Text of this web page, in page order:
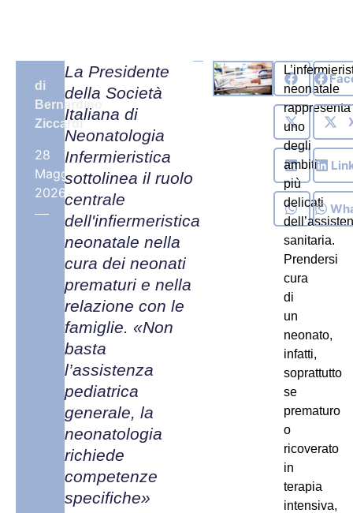
di
Bernardino
Ziccardi
28
Maggio,
2026
La Presidente
della Società
Italiana di
Neonatologia
Infermieristica
sottolinea il ruolo
centrale
dell'infiermeristica
neonatale nella
cura dei neonati
prematuri e nella
relazione con le
famiglie. «Non
basta
l’assistenza
pediatrica
generale, la
neonatologia
richiede
competenze
specifiche»
neonatale
rappresenta
uno
degli
ambiti
più
delicati
sanitaria.
Prendersi
cura
di
un
neonato,
infatti,
soprattutto
se
prematuro
o
ricoverato
in
terapia
intensiva,